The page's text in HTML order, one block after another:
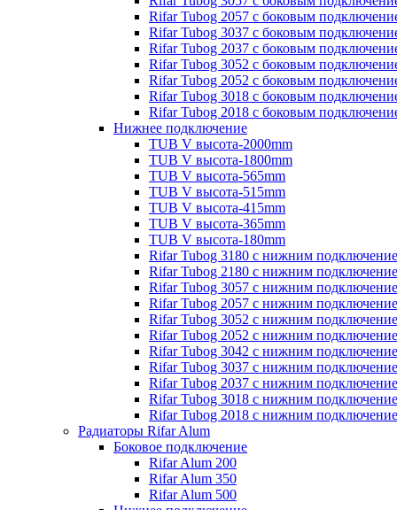
Rifar Tubog 2057 с боковым
Rifar Tubog 3037 с боковым
Rifar Tubog 2037 с боковым
Rifar Tubog 3052 с боковым
Rifar Tubog 2052 с боковым
Rifar Tubog 3018 с боковым
Rifar Tubog 2018 с боковым
Нижнее подключение
TUB V высота-2000mm
TUB V высота-1800mm
TUB V высота-565mm
TUB V высота-515mm
TUB V высота-415mm
TUB V высота-365mm
TUB V высота-180mm
Rifar Tubog 3180 с нижним
Rifar Tubog 2180 с нижним
Rifar Tubog 3057 с нижним
Rifar Tubog 2057 с нижним
Rifar Tubog 3052 с нижним
Rifar Tubog 2052 с нижним
Rifar Tubog 3042 с нижним
Rifar Tubog 3037 с нижним
Rifar Tubog 2037 с нижним
Rifar Tubog 3018 с нижним
Rifar Tubog 2018 с нижним
Радиаторы Rifar Alum
Боковое подключение
Rifar Alum 200
Rifar Alum 350
Rifar Alum 500